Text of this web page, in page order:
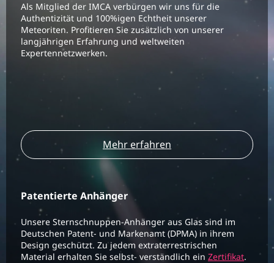
Als Mitglied der IMCA verbürgen wir uns für die
Authentizität und 100%igen Echtheit unserer
Meteoriten. Profitieren Sie zusätzlich von unserer
langjährigen Erfahrung und weltweiten
Expertennetzwerken.
Mehr erfahren
Patentierte Anhänger
Unsere Sternschnuppen-Anhänger aus Glas sind im
Deutschen Patent- und Markenamt (DPMA) in ihrem
Design geschützt. Zu jedem extraterrestrischen
Material erhalten Sie selbst- verständlich ein Zertifikat.